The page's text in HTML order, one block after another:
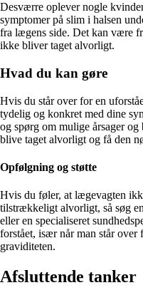
Desværre oplever nogle
symptomer på slim i halsen
fra lægens side. Det kan være
ikke bliver taget alvorligt.
Hvad du kan gøre
Hvis du står over for en
tydelig og konkret med dine
og spørg om mulige årsager
blive taget alvorligt og få den
Opfølgning og støtte
Hvis du føler, at lægevagten
tilstrækkeligt alvorligt, så søg
eller en specialiseret
forstået, især når man står
graviditeten.
Afsluttende tanker